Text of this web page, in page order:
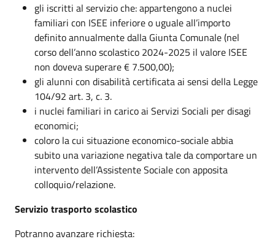
gli iscritti al servizio che: appartengono a nuclei
familiari con ISEE inferiore o uguale all’importo
definito annualmente dalla Giunta Comunale (nel
corso dell’anno scolastico 2024-2025 il valore ISEE
non doveva superare € 7.500,00);
gli alunni con disabilità certificata ai sensi della Legge
104/92 art. 3, c. 3.
i nuclei familiari in carico ai Servizi Sociali per disagi
economici;
coloro la cui situazione economico-sociale abbia
subito una variazione negativa tale da comportare un
intervento dell’Assistente Sociale con apposita
colloquio/relazione.
Servizio trasporto scolastico
Potranno avanzare richiesta: